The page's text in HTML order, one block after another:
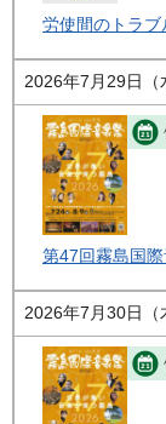
労使間のトラブ
2026年7月29日（
第47回霧島国
2026年7月30日（